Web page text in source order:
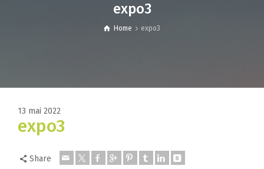
expo3
Home expo3
13 mai 2022
expo3
Share